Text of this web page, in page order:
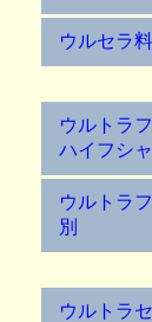
ウルセラ
ウルトラ
ハイフシ
ウルトラ
別
ウルトラ